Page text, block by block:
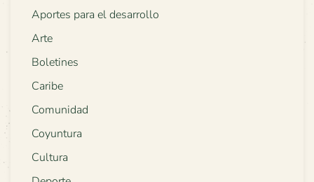
Aportes para el desarrollo
Arte
Boletines
Caribe
Comunidad
Coyuntura
Cultura